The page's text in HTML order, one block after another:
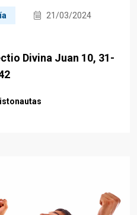
21/03/2024
Divina Juan 10, 31-